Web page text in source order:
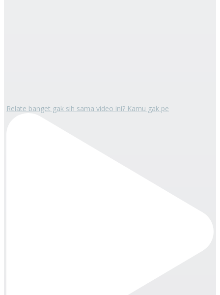
Relate banget gak sih sama video ini? Kamu gak pe